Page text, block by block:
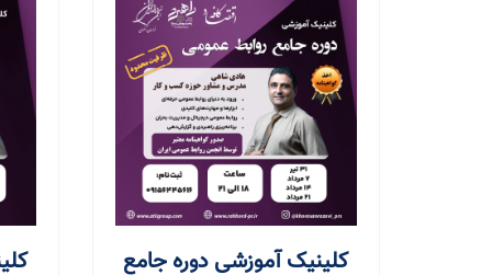
کلینیک آموزشی دوره جامع